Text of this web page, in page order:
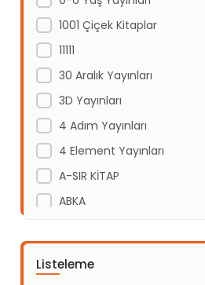
1001 Çiçek Kitaplar
11111
30 Aralık Yayınları
3D Yayınları
4 Adım Yayınları
4 Element Yayınları
A-SIR KİTAP
ABKA
Acil Yayınları
Listeleme